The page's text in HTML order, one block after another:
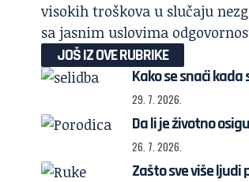
visokih troškova u slučaju
sa jasnim uslovima
JOŠ IZ OVE RUBRIKE
Kako se snaći
29. 7. 2026.
Da li je životno
26. 7. 2026.
Zašto sve više